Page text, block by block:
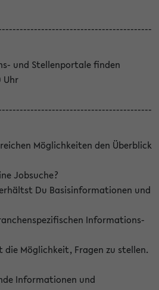
und Stellenportale finden
Uhr
Möglichkeiten den Überblick
Jobsuche?
Du Basisinformationen und
Informations-
Möglichkeit, Fragen zu stellen.
Informationen und